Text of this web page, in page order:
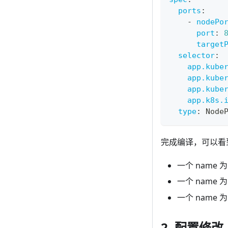
ports :
-
port :
selector:
type:
完成编译，可以
一个 name
一个 name
一个 name